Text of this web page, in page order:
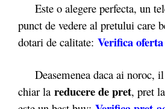
Este o alegere perfecta, un
punct de vedere al pretului care
dotari de calitate: Verifica
Deasemenea daca ai noroc,
chiar la reducere de pret, pret